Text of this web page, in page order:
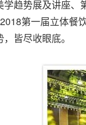
趋势展及讲座
第一届立体餐
皆尽收眼底。